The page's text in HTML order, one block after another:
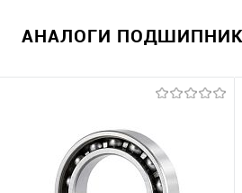
АНАЛОГИ ПОДШИПНИКА